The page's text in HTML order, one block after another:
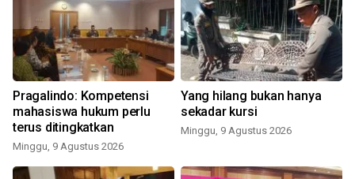
Pragalindo: Kompetensi
mahasiswa hukum perlu
terus ditingkatkan
Minggu, 9 Agustus 2026
Yang hilang bukan hanya
sekadar kursi
Minggu, 9 Agustus 2026